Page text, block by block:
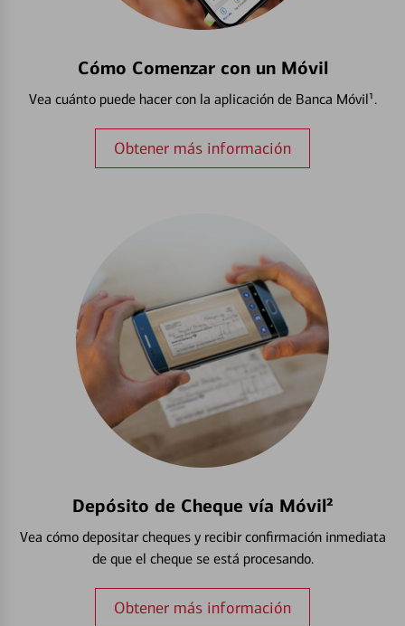
Cómo Comenzar con un Móvil
Vea cuánto puede hacer con la aplicación de Banca Móvil¹.
Obtener más información
Depósito de Cheque vía Móvil²
Vea cómo depositar cheques y recibir confirmación inmediata
de que el cheque se está procesando.
Obtener más información